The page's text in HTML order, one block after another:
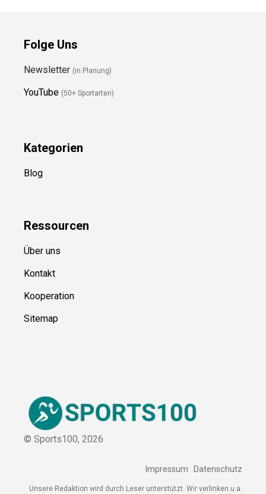
Folge Uns
Newsletter (in Planung)
YouTube (50+ Sportarten)
Kategorien
Blog
Ressourcen
Über uns
Kontakt
Kooperation
Sitemap
© Sports100, 2026
Impressum Datenschutz
Unsere Redaktion wird durch Leser unterstützt. Wir verlinken